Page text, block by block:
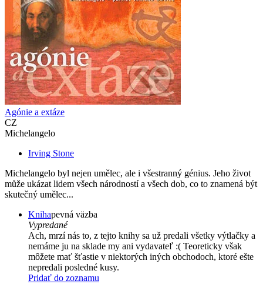
Agónie a extáze
CZ
Michelangelo
Irving Stone
Michelangelo byl nejen umělec, ale i všestranný génius. Jeho život
může ukázat lidem všech národností a všech dob, co to znamená být
skutečný umělec...
Knihapevná väzba
Vypredané
Ach, mrzí nás to, z tejto knihy sa už predali všetky výtlačky a
nemáme ju na sklade my ani vydavateľ :( Teoreticky však
môžete mať šťastie v niektorých iných obchodoch, ktoré ešte
nepredali posledné kusy.
Pridať do zoznamu